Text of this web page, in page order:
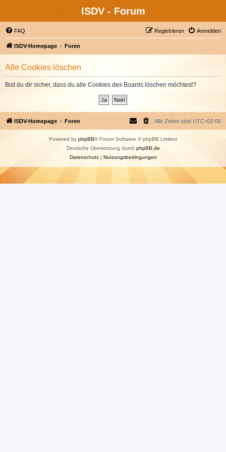
ISDV - Forum
FAQ Anmelden
Registrieren
ISDV-Homepage Foren
Alle Cookies löschen
Bist du dir sicher, dass du alle Cookies des Boards löschen möchtest?
ISDV-Homepage Foren Alle Zeiten sind UTC+02:00
Powered by phpBB® Forum Software © phpBB Limited
Deutsche Übersetzung durch phpBB.de
Datenschutz| Nutzungsbedingungen